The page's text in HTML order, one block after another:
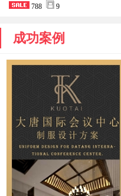
业装系列
788 9
成功案例